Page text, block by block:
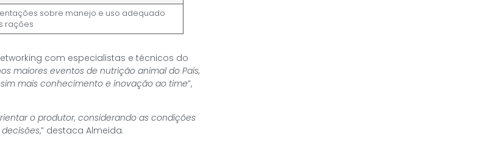
sobre manejo e uso adequado
rações
com especialistas e técnicos do
maiores eventos de nutrição animal do País,
mais conhecimento e inovação ao time”,
o produtor, considerando as condições
,” destaca Almeida.